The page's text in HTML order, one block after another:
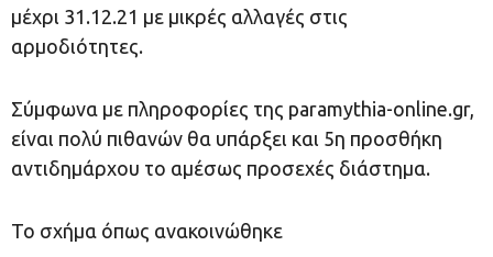
μέχρι 31.12.21 με μικρές αλλαγές στις
αρμοδιότητες.
Σύμφωνα με πληροφορίες της paramythia-online.gr,
είναι πολύ πιθανών θα υπάρξει και 5η προσθήκη
αντιδημάρχου το αμέσως προσεχές διάστημα.
Το σχήμα όπως ανακοινώθηκε